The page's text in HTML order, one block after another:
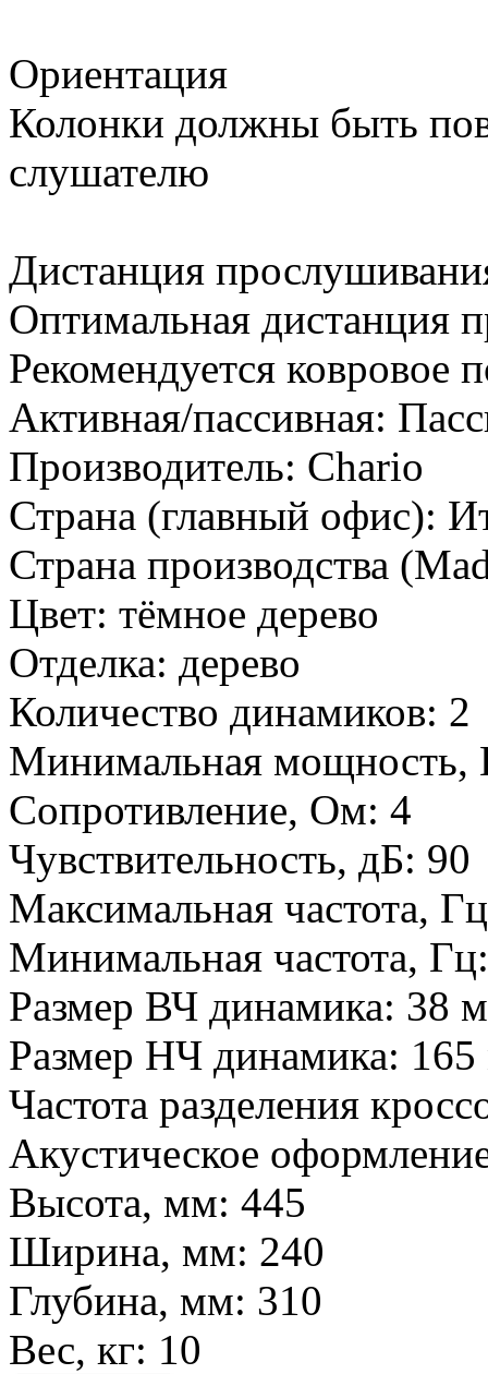
Ориентация
Колонки должны быть
слушателю
Дистанция
Оптимальная дистанция
Рекомендуется ковровое
Активная/пассивная:
Производитель: Chario
Страна (главный офис):
Страна производства
Цвет: тёмное дерево
Отделка: дерево
Количество динамиков: 2
Минимальная
Сопротивление, Ом: 4
Чувствительность, дБ: 90
Максимальная частота,
Минимальная частота,
Размер ВЧ динамика: 38
Размер НЧ динамика:
Частота разделения
Акустическое
Высота, мм: 445
Ширина, мм: 240
Глубина, мм: 310
Вес, кг: 10